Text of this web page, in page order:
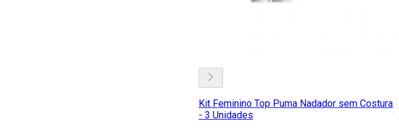
Kit Feminino Top Puma Nadador sem Costura
- 3 Unidades